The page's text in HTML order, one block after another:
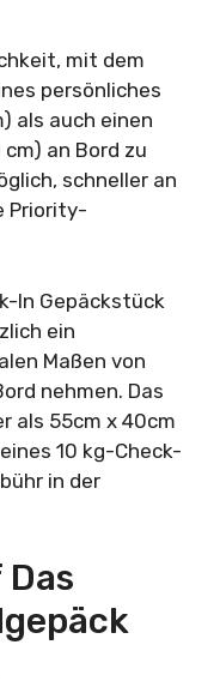
mit dem
persönliches
als auch einen
an Bord zu
schneller an
Priority-
In Gepäckstück
ein
Maßen von
nehmen. Das
als 55cm x 40cm
10 kg-Check-
in der